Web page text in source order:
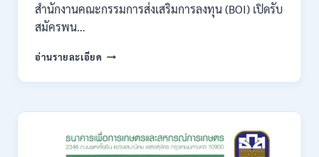
กพ.
เดือน
/
สมัคร
ทาง
สำนักงานคณะกรรมการส่งเสริมการลงทุน (BOI) เปิดรับ
สมัครพน…
อ่านรายละเอียด สำนักงาน
กรรมการ
เสริม
ลงทุน
(BOI)